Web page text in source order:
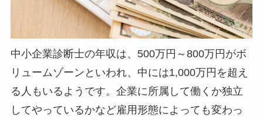
中小企業診断士の年収は、500万円～800万円がボ
リュームゾーンといわれ、中には1,000万円を超え
る人もいるようです。企業に所属して働くか独立
してやっているかなど雇用形態によっても変わっ